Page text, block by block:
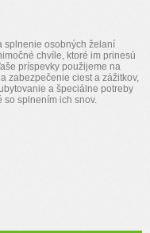
splnenie osobných želaní
chvíle, ktoré im prinesú
príspevky použijeme na
zabezpečenie ciest a zážitkov,
a špeciálne potreby
so splnením ich snov.